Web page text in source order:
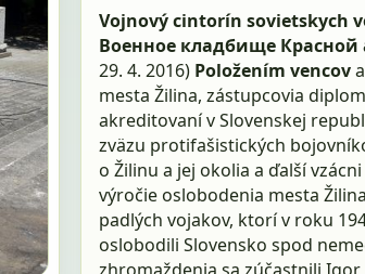
Vojnový cintorín sovietskych
Военное кладбище
29. 4. 2016) Položením vencova
mesta Žilina, zástupcovia
akreditovaní v Slovenskej
zväzu protifašistických
o Žilinu a jej okolia a ďalší
výročie oslobodenia mesta
padlých vojakov, ktorí v roku
oslobodili Slovensko spod
zhromaždenia sa zúčastnili